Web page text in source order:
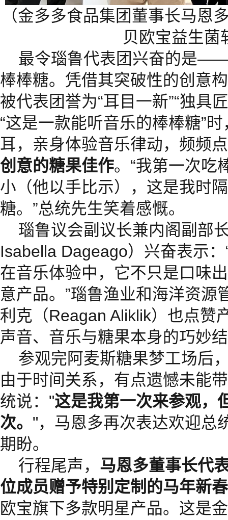
（金多多食品集团董事长马恩
贝欧宝益生菌
最令瑙鲁代表团兴奋的是
棒棒糖。凭借其突破性的创意
被代表团誉为“耳目一新”“独具
“这是一款能听音乐的棒棒糖”
耳，亲身体验音乐律动，频频
创意的糖果佳作。“我第一次吃
小（他以手比示），这是我时
糖。”总统先生笑着感慨。
瑙鲁议会副议长兼内阁副部
Isabella Dageago）兴奋表示
在音乐体验中，它不只是口味
意产品。”瑙鲁渔业和海洋资源
利克（Reagan Aliklik）也点赞
声音、音乐与糖果本身的巧妙
参观完阿麦斯糖果梦工场后
由于时间关系，有点遗憾未能
统说："这是我第一次来参观，
次。 "，马恩多再次表达欢迎总
期盼。
行程尾声， 马恩多董事长代
位成员赠予特别定制的马年新
欧宝旗下多款明星产品。这是